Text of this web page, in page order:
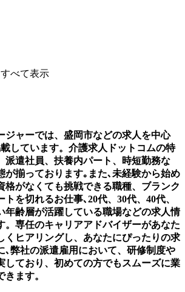
べて表示
ジャーでは、盛岡市などの求人を中心
しています。介護求人ドットコムの特
派遣社員、扶養内パート、時短勤務な
が揃っております｡また､未経験から始め
格がなくても挑戦できる職種、ブランク
を切れるお仕事､20代、30代、40代、
年齢層が活躍している職場などの求人情
。専任のキャリアアドバイザーがあなた
くヒアリングし、あなたにぴったりの求
､弊社の派遣雇用において、研修制度や
しており、初めての方でもスムーズに業
ます。